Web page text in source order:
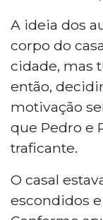
A ideia dos
corpo do
cidade, mas
então,
motivação
que Pedro e
traficante.
O casal
escondidos